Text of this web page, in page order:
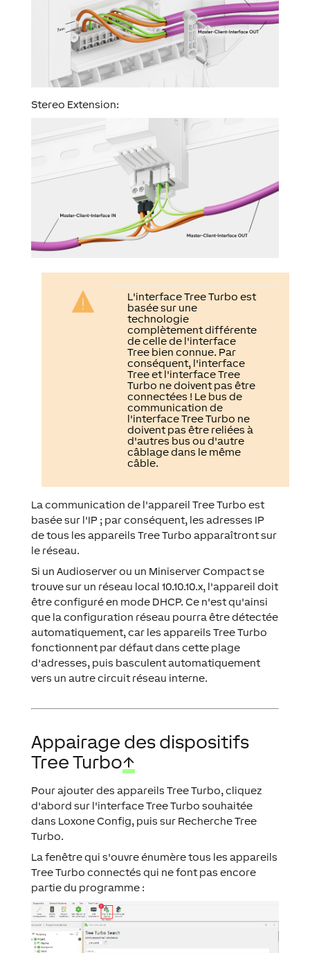
Stereo Extension:
L'interfaceTree Turbo est
basée sur une
technologie
complètement différente
de celle de l'interface
Tree bien connue. Par
conséquent, l'interface
Tree et l'interface Tree
Turbo ne doivent pas être
connectées ! Le bus de
communication de
l'interface Tree Turbo ne
doivent pas être reliées à
d'autres bus ou d'autre
câblage dans le même
câble.
La communication de l'appareil Tree Turbo est
basée sur l'IP ; par conséquent, les adresses IP
de tous les appareils Tree Turbo apparaîtront sur
le réseau.
Si un Audioserver ou un Miniserver Compact se
trouve sur un réseau local 10.10.10.x, l'appareil doit
être configuré en mode DHCP. Ce n'est qu'ainsi
que la configuration réseau pourra être détectée
automatiquement, car les appareils Tree Turbo
fonctionnent par défaut dans cette plage
d'adresses, puis basculent automatiquement
vers un autre circuit réseau interne.
Appairage des dispositifs
Tree Turbo↑
Pour ajouter des appareils Tree Turbo, cliquez
d'abord sur l'interface Tree Turbo souhaitée
dans Loxone Config, puis sur Recherche Tree
Turbo.
La fenêtre qui s'ouvre énumère tous les appareils
Tree Turbo connectés qui ne font pas encore
partie du programme :